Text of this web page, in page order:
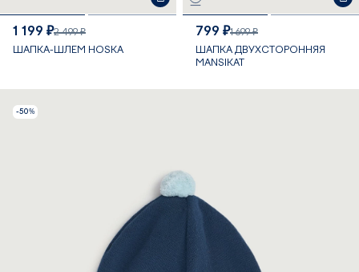
1 199 ₽2 499 ₽
ШАПКА-ШЛЕМ HOSKA
799 ₽1 699 ₽
ШАПКА ДВУХСТОРОННЯЯ
MANSIKAT
-50%